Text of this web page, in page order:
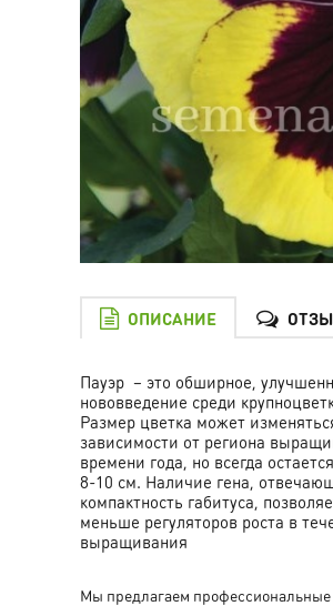
ОПИСАНИЕ
Пауэр – это обширное,
нововведение среди
Размер цветка может
зависимости от региона
времени года, но всегда
8-10 см. Наличие гена,
компактность габитуса,
меньше регуляторов роста в
выращивания
Мы предлагаем профессиональные